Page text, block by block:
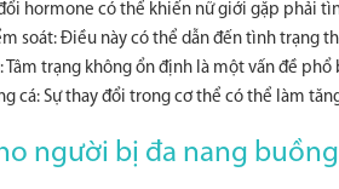
hormone có thể khiến nữ giới gặp phải
soát: Điều này có thể dẫn đến tình trạng
Tâm trạng không ổn định là một vấn đề phổ
cá: Sự thay đổi trong cơ thể có thể làm
người bị đa nang